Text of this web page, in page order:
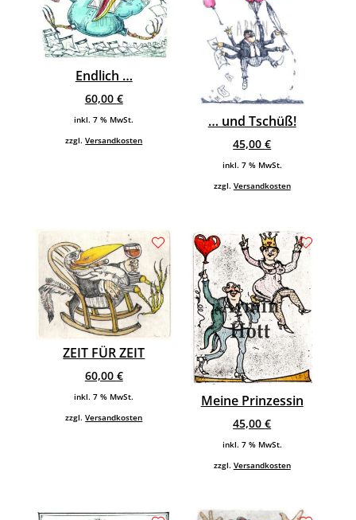
Endlich …
60,00 €
inkl. 7 % MwSt.
zzgl.Versandkosten
… und Tschüß!
45,00€
inkl. 7 % MwSt.
zzgl. Versandkosten
ZEIT FÜR ZEIT
60,00 €
inkl. 7 % MwSt.
zzgl.Versandkosten
Meine Prinzessin
45,00€
inkl. 7 % MwSt.
zzgl. Versandkosten